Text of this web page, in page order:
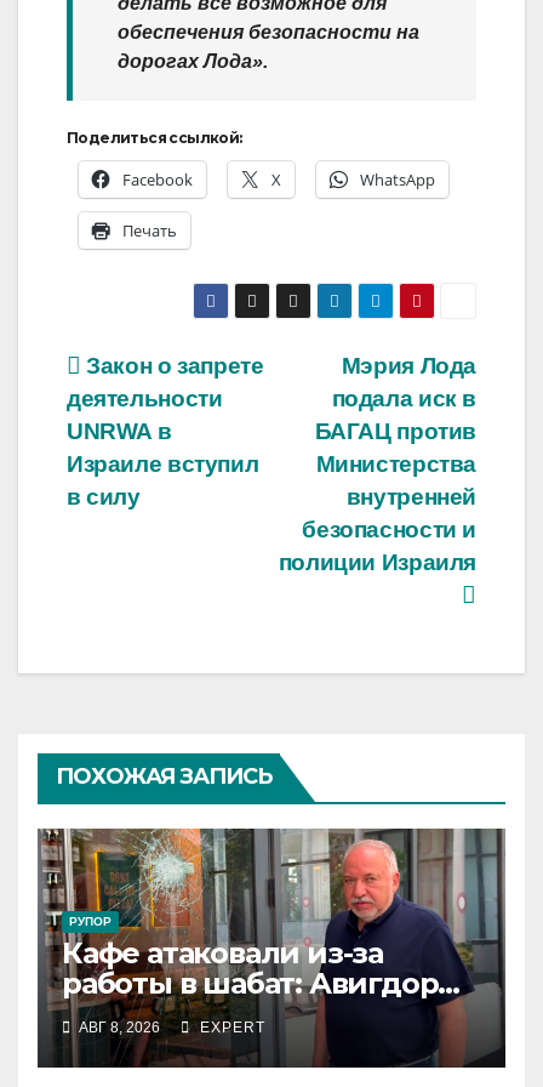
обеспечения безопасности на
дорогах Лода».
Поделиться ссылкой:
Facebook X WhatsApp
Печать
Навигация
по
записям
Мэрия Лода
подала иск в
БАГАЦ против
Министерства
внутренней
безопасности и
полиции Израиля
Закон о запрете
деятельности
UNRWA в
Израиле вступил
в силу
ПОХОЖАЯ ЗАПИСЬ
РУПОР
Кафе атаковали из-за
работы в шабат: Авигдор
Либерман приехал
поддержать владельцев
АВГ 8, 2026 EXPERT